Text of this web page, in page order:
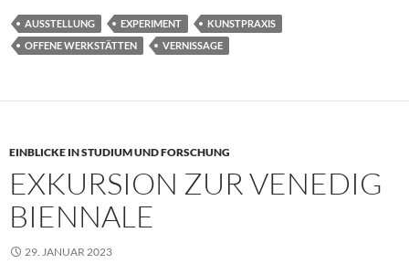
AUSSTELLUNG EXPERIMENT
KUNSTPRAXIS
OFFENE WERKSTÄTTEN
VERNISSAGE
EINBLICKE IN STUDIUM UND FORSCHUNG
EXKURSION ZUR VENEDIG
BIENNALE
29. JANUAR 2023